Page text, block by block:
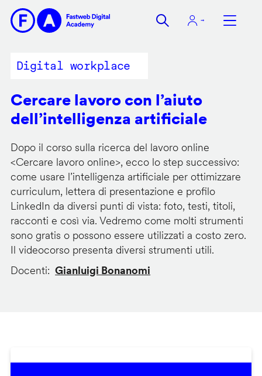
contenuto
Digital workplace
Cercare lavoro con l’aiuto
dell’intelligenza artificiale
Dopo il corso sulla ricerca del lavoro online
<Cercare lavoro online>, ecco lo step successivo:
come usare l’intelligenza artificiale per ottimizzare
curriculum, lettera di presentazione e profilo
LinkedIn da diversi punti di vista: foto, testi, titoli,
racconti e così via. Vedremo come molti strumenti
sono gratis o possono essere utilizzati a costo zero.
Il videocorso presenta diversi strumenti utili.
Docenti
Gianluigi Bonanomi